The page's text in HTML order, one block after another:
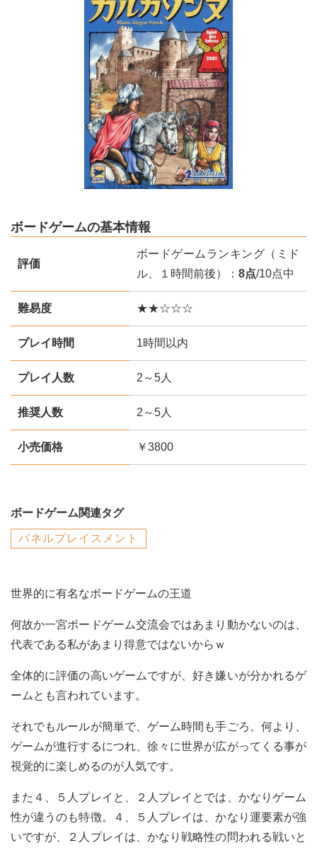
ボードゲームの基本情報
評価
ボードゲームランキング（ミド
ル、１時間前後）： 8点/10点中
難易度 ★★☆☆☆
プレイ時間 1時間以内
プレイ人数 2～5人
推奨人数 2～5人
小売価格 ￥3800
ボードゲーム関連タグ
パネルプレイスメント
世界的に有名なボードゲームの王道
何故か一宮ボードゲーム交流会ではあまり動かないのは、
代表である私があまり得意ではないからｗ
全体的に評価の高いゲームですが、好き嫌いが分かれるゲ
ームとも言われています。
それでもルールが簡単で、ゲーム時間も手ごろ。何より、
ゲームが進行するにつれ、徐々に世界が広がってくる事が
視覚的に楽しめるのが人気です。
また４、５人プレイと、２人プレイとでは、かなりゲーム
性が違うのも特徴。４、５人プレイは、かなり運要素が強
いですが、２人プレイは、かなり戦略性の問われる戦いと